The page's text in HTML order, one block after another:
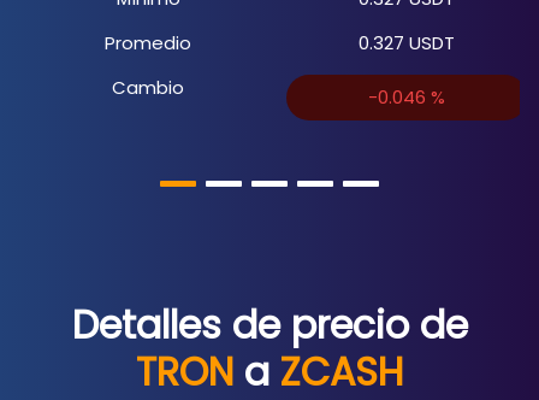
Promedio
Cambio
0.327 USDT
-0.046 %
Detalles de precio de
TRON a ZCASH